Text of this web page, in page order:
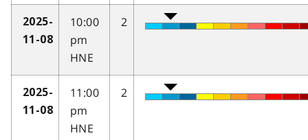
2025-
11-08
10:00
pm
HNE
2
2025-
11-08
11:00
pm
HNE
2